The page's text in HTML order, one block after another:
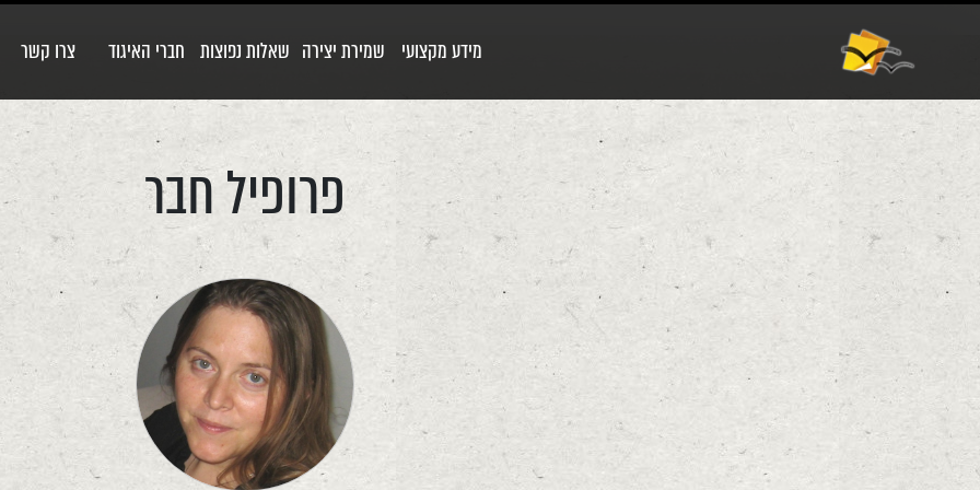
מידע מקצועי שמירת יצירה שאלות נפוצות חברי האיגוד צרו קשר
פרופיל חבר